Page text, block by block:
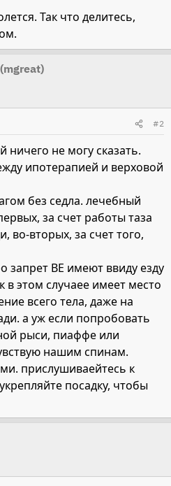
Так что делитесь,
#2
ничего не могу сказать.
ипотерапией и верховой
без седла. лечебный
за счет работы таза
во-вторых, за счет того,
запрет ВЕ имеют ввиду езду
в этом случаее имеет место
всего тела, даже на
а уж если попробовать
рыси, пиаффе или
нашим спинам.
прислушиваейтесь к
посадку, чтобы